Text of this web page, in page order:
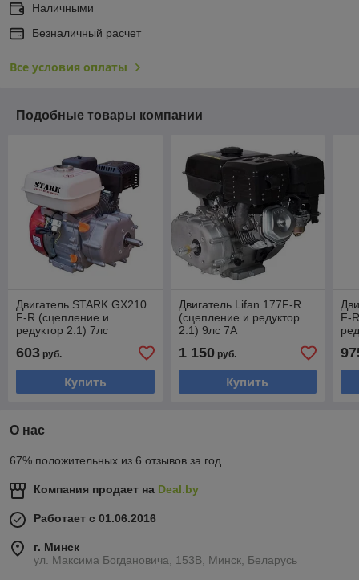
Наличными
Безналичный расчет
Все условия оплаты
Подобные товары компании
Двигатель STARK GX210
F-R (сцепление и
редуктор 2:1) 7лс
603 руб.
Купить
Двигатель Lifan 177F-R
(сцепление и редуктор
2:1) 9лс 7А
1 150руб.
Купить
F-
О нас
67% положительных из 6 отзывов за год
Компания продает на Deal.by
Работает с 01.06.2016
г. Минск
ул. Максима Богдановича, 153В, Минск, Беларусь